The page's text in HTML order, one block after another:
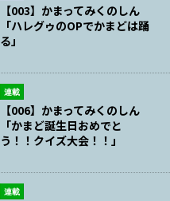
【003】かまってみくのしん
「ハレグゥのOPでかまどは踊
る」
連載
【006】かまってみくのしん
「かまど誕生日おめでと
う！！クイズ大会！！」
連載